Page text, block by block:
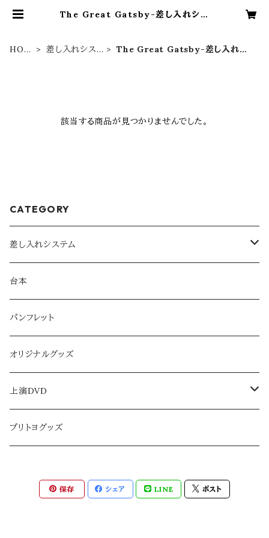
The Great Gatsby-差し入れシス
HOM
差し入れシス
The Great Gatsby-差し入れシ
該当する商品が見つかりませんでした。
CATEGORY
差し入れシステム
CHICACO三河屋さんシステム
PPINCESS TOYOTOMI援軍システム
The Great Gatsby-差し入れシステム
25Magic-差し入れシステム
PRINCESS TOKUGAWA
黒革の手帖
台本
パンフレット
オリジナルグッズ
上演DVD
CHICACOシリーズ
Three Kingdomsシリーズ
プリトヨグッズ
保存 シェア LINE ポスト